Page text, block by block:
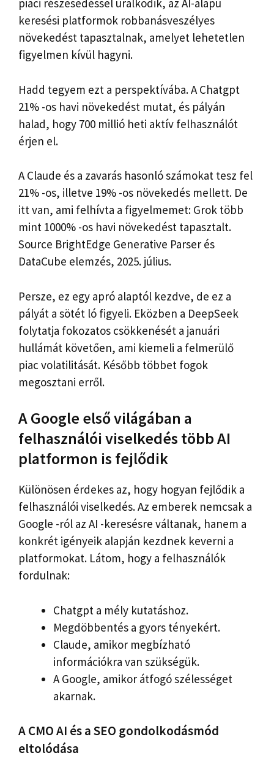
piaci részesedéssel uralkodik, az AI-alapú
keresési platformok robbanásveszélyes
növekedést tapasztalnak, amelyet lehetetlen
figyelmen kívül hagyni.
Hadd tegyem ezt a perspektívába. A Chatgpt
21% -os havi növekedést mutat, és pályán
halad, hogy 700 millió heti aktív felhasználót
érjen el.
A Claude és a zavarás hasonló számokat tesz fel
21% -os, illetve 19% -os növekedés mellett. De
itt van, ami felhívta a figyelmemet: Grok több
mint 1000% -os havi növekedést tapasztalt.
Source BrightEdge Generative Parser és
DataCube elemzés, 2025. július.
Persze, ez egy apró alaptól kezdve, de ez a
pályát a sötét ló figyeli. Eközben a DeepSeek
folytatja fokozatos csökkenését a januári
hullámát követően, ami kiemeli a felmerülő
piac volatilitását. Később többet fogok
megosztani erről.
A Google első világában a
felhasználói viselkedés több AI
platformon is fejlődik
Különösen érdekes az, hogy hogyan fejlődik a
felhasználói viselkedés. Az emberek nemcsak a
Google -ról az AI -keresésre váltanak, hanem a
konkrét igényeik alapján kezdnek keverni a
platformokat. Látom, hogy a felhasználók
fordulnak:
Chatgpt a mély kutatáshoz.
Megdöbbentés a gyors tényekért.
Claude, amikor megbízható
információkra van szükségük.
A Google, amikor átfogó szélességet
akarnak.
A CMO AI és a SEO gondolkodásmód
eltolódása